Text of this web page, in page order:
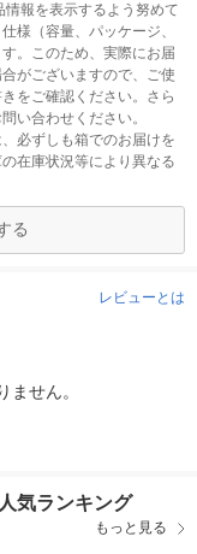
報を表示するよう努めて
様（容量、パッケージ、
。このため、実際にお届
がございますので、ご使
をご確認ください。さら
い合わせください。
必ずしも箱でのお届けを
在庫状況等により異なる
る
レビューとは
ません。
気ランキング
もっと見る